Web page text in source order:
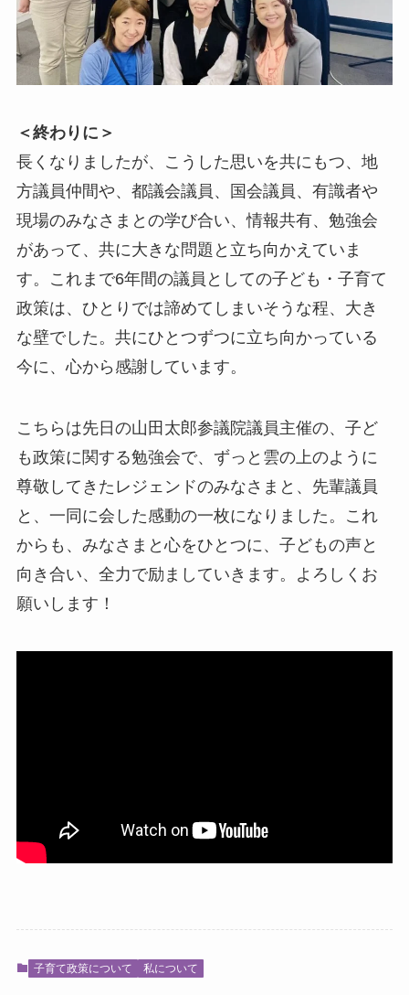
＜終わりに＞
長くなりましたが、こうした思いを共にもつ、地
方議員仲間や、都議会議員、国会議員、有識者や
現場のみなさまとの学び合い、情報共有、勉強会
があって、共に大きな問題と立ち向かえていま
す。これまで6年間の議員としての子ども・子育て
政策は、ひとりでは諦めてしまいそうな程、大き
な壁でした。共にひとつずつに立ち向かっている
今に、心から感謝しています。
こちらは先日の山田太郎参議院議員主催の、子ど
も政策に関する勉強会で、ずっと雲の上のように
尊敬してきたレジェンドのみなさまと、先輩議員
と、一同に会した感動の一枚になりました。これ
からも、みなさまと心をひとつに、子どもの声と
向き合い、全力で励ましていきます。よろしくお
願いします！
子育て政策について 私について